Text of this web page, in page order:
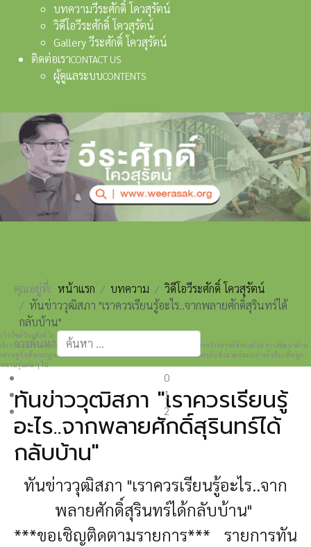
บทความวีระศักดิ์ โควสุรัตน์
วิดีโอวีระศักดิ์ โควสุรัตน์
Gallery วีระศักดิ์ โควสุรัตน์
ติดต่อเราCONTACT US
ผู้ดูแลระบบCONTENTS
เว็บไซต์วีระศักดิ์ โควสุรัตน์ www.weerasak.org
มีความมุ่งมั่นเเละตั้งใจในการเผยแพร่เรื่องราวความรู้ความเข้าใจในการสร้างสรรค์สังคมด้วย การพัฒนาด้าน
เศรษฐกิจสังคมกฎหมายและการปกครอง เพื่อให้เกิดการพัฒนาที่เป็นมิตรกับสิ่งแวดล้อมอย่างยั่งยืนเพื่อลูก
หลานรุ่นต่อ ๆ ไป
0
1
2
คุณอยู่ที่: หน้าแรก บทความ
วิดีโอวีระศักดิ์ โควสุรัตน์
ทันข่าววุฒิสภา "เราควรเรียนรู้อะไร..จากพลายศักดิ์สุรินทร์ได้
กลับบ้าน"
การค้นหา
Type 2 or more characters for results.
ทันข่าววุฒิสภา "เราควรเรียนรู้
อะไร..จากพลายศักดิ์สุรินทร์ได้
กลับบ้าน"
ทันข่าววุฒิสภา "เราควรเรียนรู้อะไร..จาก
พลายศักดิ์สุรินทร์ได้กลับบ้าน"
***ขอเชิญติดตามรายการ*** รายการทัน